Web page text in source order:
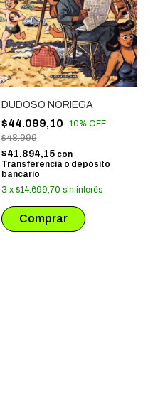
DUDOSO NORIEGA
$44.099,10 -10% OFF
$48.999
$41.894,15 con
Transferencia o depósito
bancario
3 x $14.699,70 sin interés